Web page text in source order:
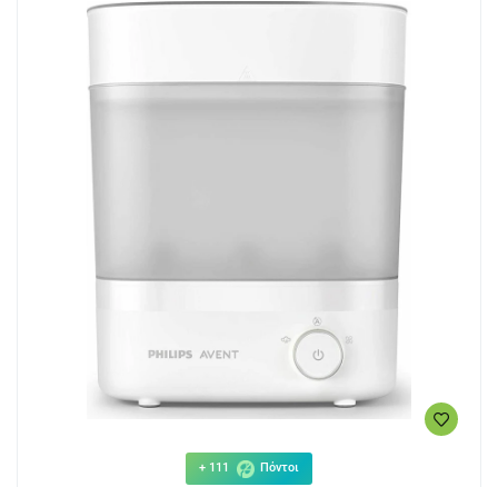
+ 111 Πόντοι